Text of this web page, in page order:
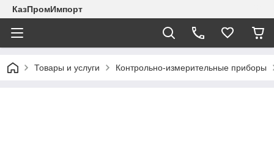
КазПромИмпорт
Товары и услуги Контрольно-измерительные приборы